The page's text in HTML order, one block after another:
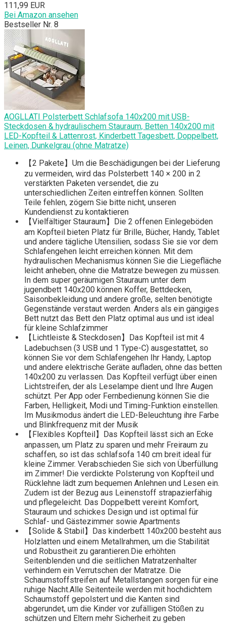
111,99 EUR
Bei Amazon ansehen
Bestseller Nr. 8
AOGLLATI Polsterbett Schlafsofa 140x200 mit USB-
Steckdosen & hydraulischem Stauraum, Betten 140x200 mit
LED-Kopfteil & Lattenrost, Kinderbett Tagesbett, Doppelbett,
Leinen, Dunkelgrau (ohne Matratze)
【2 Pakete】Um die Beschädigungen bei der Lieferung
zu vermeiden, wird das Polsterbett 140 × 200 in 2
verstärkten Paketen versendet, die zu
unterschiedlichen Zeiten eintreffen können. Sollten
Teile fehlen, zögern Sie bitte nicht, unseren
Kundendienst zu kontaktieren
【Vielfältiger Stauraum】Die 2 offenen Einlegeböden
am Kopfteil bieten Platz für Brille, Bücher, Handy, Tablet
und andere tägliche Utensilien, sodass Sie sie vor dem
Schlafengehen leicht erreichen können. Mit dem
hydraulischen Mechanismus können Sie die Liegefläche
leicht anheben, ohne die Matratze bewegen zu müssen.
In dem super geräumigen Stauraum unter dem
jugendbett 140x200 können Koffer, Bettdecken,
Saisonbekleidung und andere große, selten benötigte
Gegenstände verstaut werden. Anders als ein gängiges
Bett nutzt das Bett den Platz optimal aus und ist ideal
für kleine Schlafzimmer
【Lichtleiste & Steckdosen】Das Kopfteil ist mit 4
Ladebuchsen (3 USB und 1 Type-C) ausgestattet, so
können Sie vor dem Schlafengehen Ihr Handy, Laptop
und andere elektrische Geräte aufladen, ohne das betten
140x200 zu verlassen. Das Kopfteil verfügt über einen
Lichtstreifen, der als Leselampe dient und Ihre Augen
schützt. Per App oder Fernbedienung können Sie die
Farben, Helligkeit, Modi und Timing-Funktion einstellen.
Im Musikmodus ändert die LED-Beleuchtung ihre Farbe
und Blinkfrequenz mit der Musik
【Flexibles Kopfteil】Das Kopfteil lässt sich an Ecke
anpassen, um Platz zu sparen und mehr Freiraum zu
schaffen, so ist das schlafsofa 140 cm breit ideal für
kleine Zimmer. Verabschieden Sie sich von Überfüllung
im Zimmer! Die verdickte Polsterung von Kopfteil und
Rücklehne lädt zum bequemen Anlehnen und Lesen ein.
Zudem ist der Bezug aus Leinenstoff strapazierfähig
und pflegeleicht. Das Doppelbett vereint Komfort,
Stauraum und schickes Design und ist optimal für
Schlaf- und Gästezimmer sowie Apartments
【Solide & Stabil】Das kinderbett 140x200 besteht aus
Holzlatten und einem Metallrahmen, um die Stabilität
und Robustheit zu garantieren.Die erhöhten
Seitenblenden und die seitlichen Matratzenhalter
verhindern ein Verrutschen der Matratze. Die
Schaumstoffstreifen auf Metallstangen sorgen für eine
ruhige Nacht.Alle Seitenteile werden mit hochdichtem
Schaumstoff gepolstert und die Kanten sind
abgerundet, um die Kinder vor zufälligen Stößen zu
schützen und Eltern mehr Sicherheit zu geben